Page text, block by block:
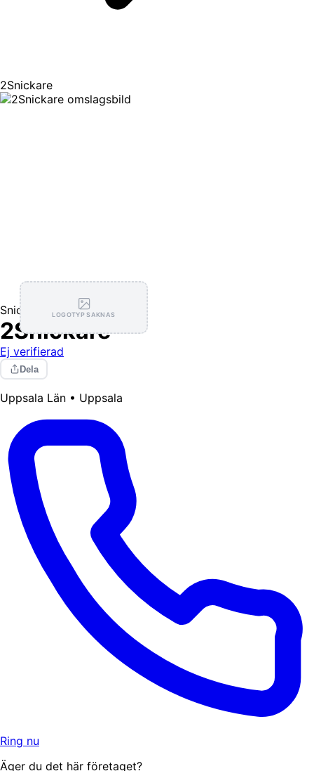
2Snickare
LOGOTYP SAKNAS
Snickare
2Snickare
Ej verifierad
Dela
Uppsala Län • Uppsala
Ring nu
Äger du det här företaget?